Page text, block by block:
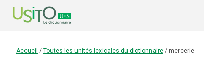
Accueil / Toutes les unités lexicales du dictionnaire / mercerie